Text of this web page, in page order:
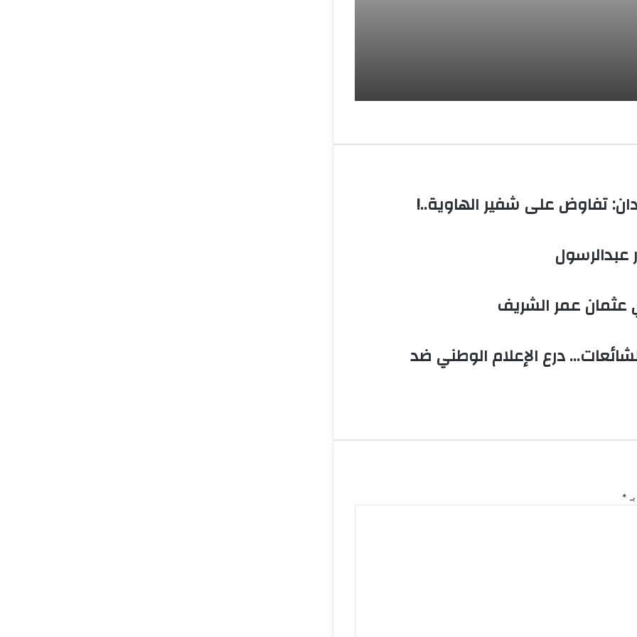
تفاوض على شفير الهاوية..!
عثمان عمر الشريف
درع الإعلام الوطني ضد
*